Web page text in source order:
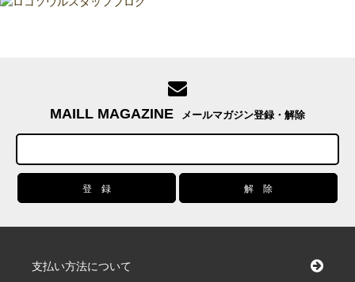
MAILL MAGAZINE メールマガジン登録・解除
支払い方法について